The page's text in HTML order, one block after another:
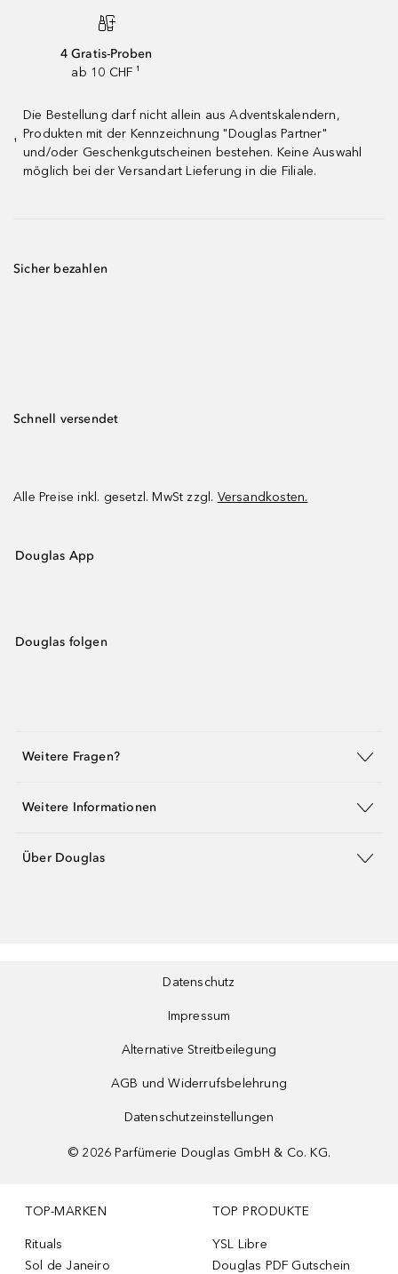
4 Gratis-Proben
ab 10 CHF ¹
¹
Die Bestellung darf nicht allein aus Adventskalendern,
Produkten mit der Kennzeichnung "Douglas Partner"
und/oder Geschenkgutscheinen bestehen. Keine Auswahl
möglich bei der Versandart Lieferung in die Filiale.
Sicher bezahlen
Schnell versendet
Alle Preise inkl. gesetzl. MwSt zzgl. Versandkosten.
Douglas App
Douglas folgen
Weitere Fragen?
Weitere Informationen
Über Douglas
Datenschutz
Impressum
Alternative Streitbeilegung
AGB und Widerrufsbelehrung
Datenschutzeinstellungen
© 2026 Parfümerie Douglas GmbH & Co. KG.
TOP-MARKEN
Rituals
Sol de Janeiro
TOP PRODUKTE
YSL Libre
Douglas PDF Gutschein